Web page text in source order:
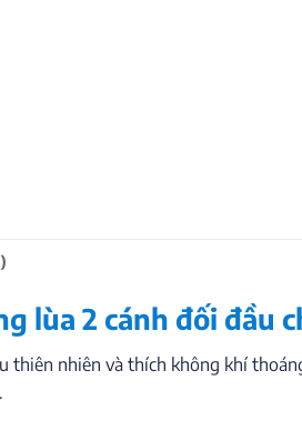
lùa 2 cánh đối đầu
thiên nhiên và thích không khí